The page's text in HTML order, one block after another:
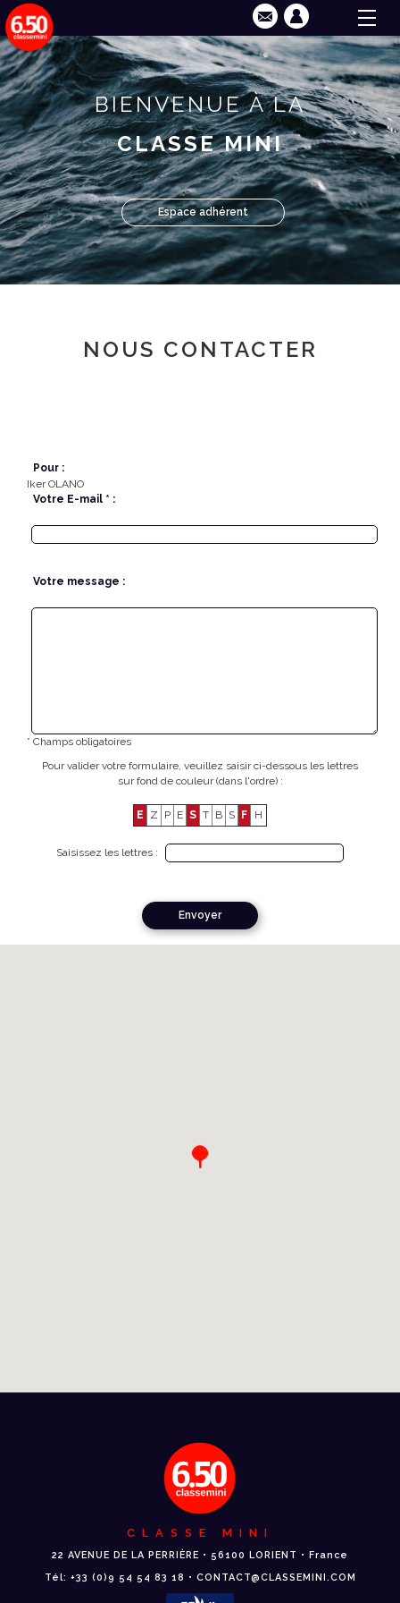
BIENVENUE À LA
CLASSE MINI
Espace adhérent
NOUS CONTACTER
Pour :
Iker OLANO
Votre E-mail * :
Votre message :
* Champs obligatoires
Pour valider votre formulaire, veuillez saisir ci-dessous les lettres
sur fond de couleur (dans l'ordre) :
E Z P E S T B S F H
Saisissez les lettres :
CLASSE MINI
22 AVENUE DE LA PERRIÈRE • 56100 LORIENT • France
Tél: +33 (0)9 54 54 83 18 • CONTACT@CLASSEMINI.COM